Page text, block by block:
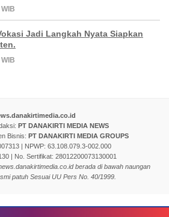
Jadi Langkah Nyata Siapkan
PT DANAKIRTI MEDIA NEWS
Bisnis: PT DANAKIRTI MEDIA GROUPS
| NPWP: 63.108.079.3-002.000
| No. Sertifikat: 28012200073130001
berada di bawah naungan
patuh Sesuai UU Pers No. 40/1999.